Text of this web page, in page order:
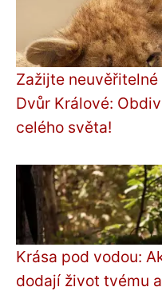
Zažijte
Dvůr Králové:
celého světa!
Krása pod vodou:
dodají život tvému